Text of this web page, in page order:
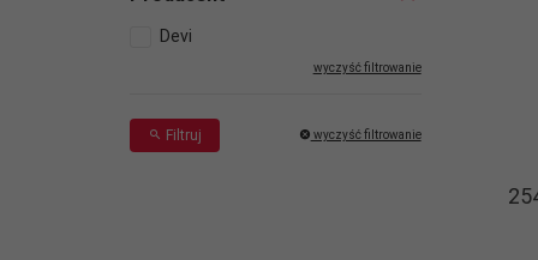
Devi
wyczyść filtrowanie
Filtruj wyczyść filtrowanie